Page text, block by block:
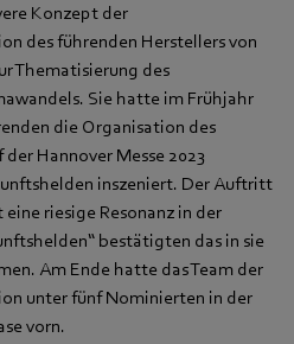
Konzept der
des führenden Herstellers von
Thematisierung des
Sie hatte im Frühjahr
die Organisation des
Hannover Messe 2023
inszeniert. Der Auftritt
riesige Resonanz in der
bestätigten das in sie
Am Ende hatte das Team der
unter fünf Nominierten in der
vorn.